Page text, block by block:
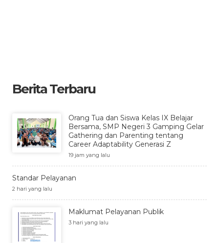
Berita Terbaru
Orang Tua dan Siswa Kelas IX Belajar
Bersama, SMP Negeri 3 Gamping Gelar
Gathering dan Parenting tentang
Career Adaptability Generasi Z
19 jam yang lalu
Standar Pelayanan
2 hari yang lalu
Maklumat Pelayanan Publik
3 hari yang lalu